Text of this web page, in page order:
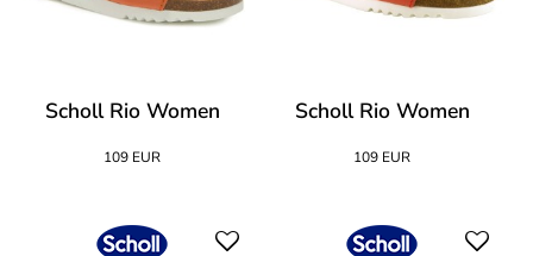
Scholl Rio Women
109 EUR
Scholl Rio Women
109 EUR